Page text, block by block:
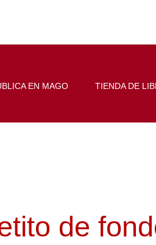
EN MAGO TIENDA DE
de